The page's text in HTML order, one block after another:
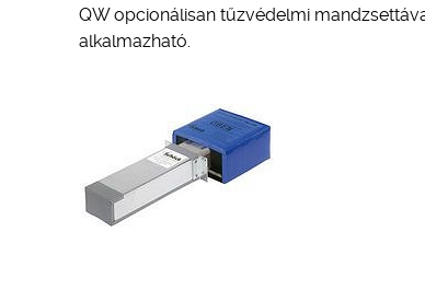
QW opcionálisan tűzvédelmi
alkalmazható.